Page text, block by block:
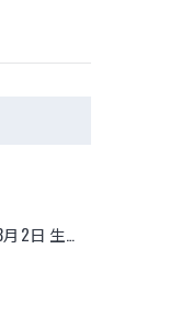
【開催報告】8月2日 生体エネルギーマンション体験視察会が大盛況のうちに終了！参加者の驚きの声と「徳」を積む住環境の最前線